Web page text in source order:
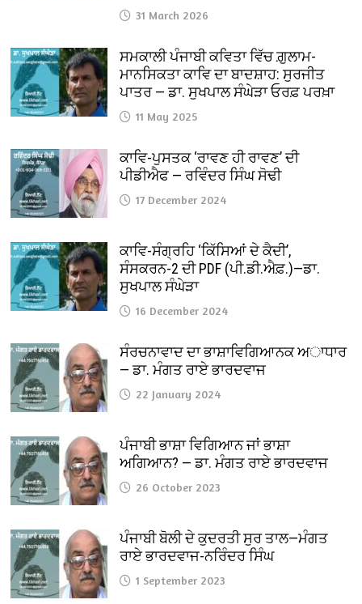
31 March 2026
ਸਮਕਾਲੀ ਪੰਜਾਬੀ ਕਵਿਤਾ ਵਿੱਚ ਗ਼ੁਲਾਮ-
ਮਾਨਸਿਕਤਾ ਕਾਵਿ ਦਾ ਬਾਦਸ਼ਾਹ: ਸੁਰਜੀਤ
ਪਾਤਰ — ਡਾ. ਸੁਖਪਾਲ ਸੰਘੇੜਾ ਓਰਫ਼ ਪਰਖ਼ਾ
11 May 2025
ਕਾਵਿ-ਪੁਸਤਕ ‘ਰਾਵਣ ਹੀ ਰਾਵਣ’ ਦੀ
ਪੀਡੀਐਫ — ਰਵਿੰਦਰ ਸਿੰਘ ਸੋਢੀ
17 December 2024
ਕਾਵਿ-ਸੰਗ੍ਰਹਿ ‘ਕਿੱਸਿਆਂ ਦੇ ਕੈਦੀ’,
ਸੰਸਕਰਨ-2 ਦੀ PDF (ਪੀ.ਡੀ.ਐਫ਼.)—ਡਾ.
ਸੁਖਪਾਲ ਸੰਘੇੜਾ
16 December 2024
ਸੰਰਚਨਾਵਾਦ ਦਾ ਭਾਸ਼ਾਵਿਗਿਆਨਕ ਅਾਧਾਰ
— ਡਾ. ਮੰਗਤ ਰਾਏ ਭਾਰਦਵਾਜ
22 January 2024
ਪੰਜਾਬੀ ਭਾਸ਼ਾ ਵਿਗਿਆਨ ਜਾਂ ਭਾਸ਼ਾ
ਅਗਿਆਨ? — ਡਾ. ਮੰਗਤ ਰਾਏ ਭਾਰਦਵਾਜ
26 October 2023
ਪੰਜਾਬੀ ਬੋਲੀ ਦੇ ਕੁਦਰਤੀ ਸੁਰ ਤਾਲ—ਮੰਗਤ
ਰਾਏ ਭਾਰਦਵਾਜ-ਨਰਿੰਦਰ ਸਿੰਘ
1 September 2023